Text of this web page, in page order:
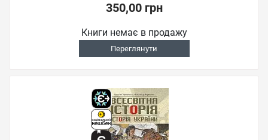
350,00 грн
Книги немає в продажу
Переглянути